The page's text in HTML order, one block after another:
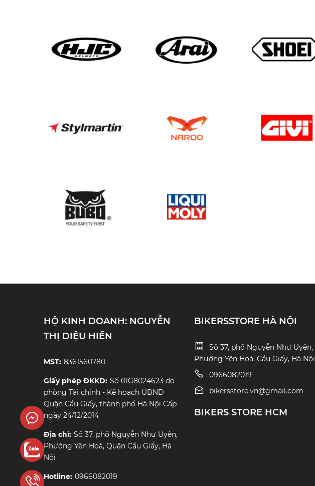
HỘ KINH DOANH: NGUYỄN
THỊ DIỆU HIỀN
MST: 8361560780
Giấy phép ĐKKD: Số 01G8024623 do
phòng Tài chính - Kế hoạch UBND
Quận Cầu Giấy, thành phố Hà Nội Cấp
ngày 24/12/2014
Địa chỉ: Số 37, phố Nguyễn Như Uyên,
Phường Yên Hoà, Quận Cầu Giấy, Hà
Nội
Hotline: 0966082019
BIKERSSTORE HÀ NỘI
Số 37, phố Nguyễn Như Uyên,
Phường Yên Hoà, Cầu Giấy, Hà Nội
0966082019
bikersstore.vn@gmail.com
BIKERS STORE HCM